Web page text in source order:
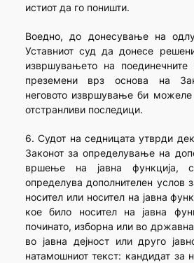
истиот да го поништи.
Воедно, до донесување на
Уставниот суд да донесе
извршувањето на поединечните
преземени врз основа на
неговото извршување би
отстранливи последици.
6. Судот на седницата утврди
Законот за определување на
вршење на јавна функција,
определува дополнителен услов
носител или носител на јавна
кое било носител на јавна
починато, изборна или во
во јавна дејност или друго
натамошниот текст: кандидат за